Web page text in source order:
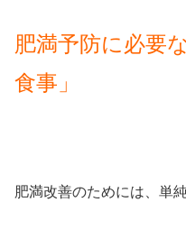
肥満予防に必要
食事」
肥満改善のためには、単